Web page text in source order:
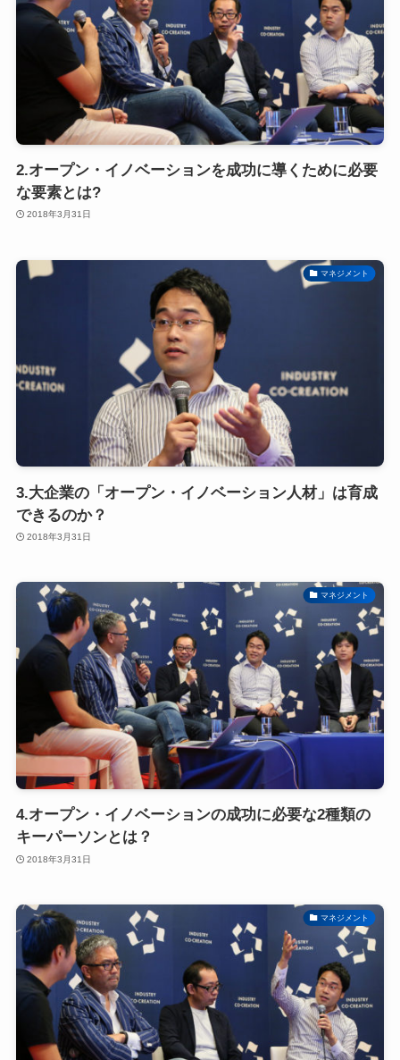
2.オープン・イノベーションを成功に導くために必要
な要素とは?
2018年3月31日
マネジメント
3.大企業の「オープン・イノベーション人材」は育成
できるのか？
2018年3月31日
マネジメント
4.オープン・イノベーションの成功に必要な2種類の
キーパーソンとは？
2018年3月31日
マネジメント